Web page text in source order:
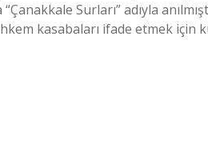
“Çanakkale Surları” adıyla
kasabaları ifade etmek için